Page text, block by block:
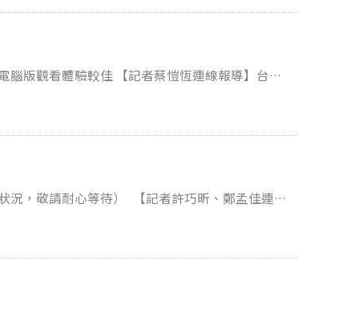
者蔡愷恆連線報導】台灣
藥物用量逐漸攀升，失眠、當代生活壓力大等，
【記者許巧昕、鄭孟佳連線
遊嗎？ 在媒體和輿論的質疑聲